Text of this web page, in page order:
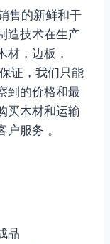
售的新鲜和干
造技术在生产
材，边板，
证，我们只能
到的价格和最
买木材和运输
服务 。
品